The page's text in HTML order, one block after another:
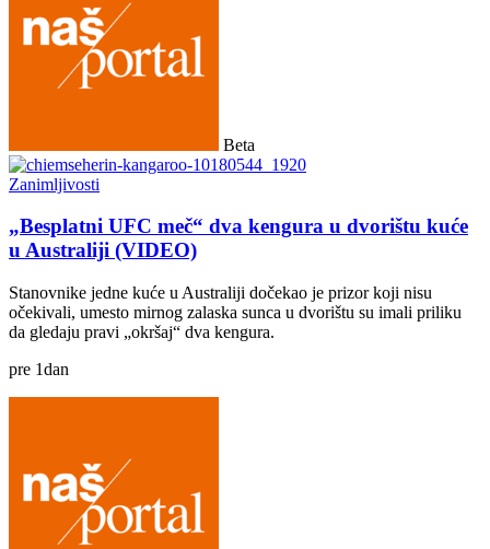
Beta
Zanimljivosti
„Besplatni UFC meč“ dva kengura u dvorištu kuće
u Australiji (VIDEO)
Stanovnike jedne kuće u Australiji dočekao je prizor koji nisu
očekivali, umesto mirnog zalaska sunca u dvorištu su imali priliku
da gledaju pravi „okršaj“ dva kengura.
pre 1dan